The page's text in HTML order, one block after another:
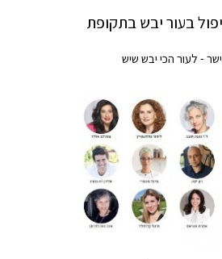
בעור יבש בתקופת
- לעור הכי יבש שיש